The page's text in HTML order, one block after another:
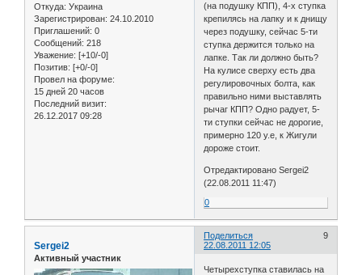
Откуда: Украина
Зарегистрирован: 24.10.2010
Приглашений: 0
Сообщений: 218
Уважение: [+10/-0]
Позитив: [+0/-0]
Провел на форуме:
15 дней 20 часов
Последний визит:
26.12.2017 09:28
(на подушку КПП), 4-х ступка
крепилясь на лапку и к днищу
через подушку, сейчас 5-ти
ступка держится только на
лапке. Так ли должно быть?
На кулисе сверху есть два
регулировочных болта, как
правильно ними выставлять
рычаг КПП? Одно радует, 5-
ти ступки сейчас не дорогие,
примерно 120 у.е, к Жигули
дороже стоит.
Отредактировано Sergei2
(22.08.2011 11:47)
0
Поделиться
9
22.08.2011 12:05
Sergei2
Активный участник
Четырехступка ставилась на